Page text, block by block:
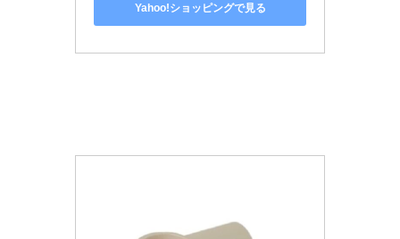
Yahoo!ショッピングで見る